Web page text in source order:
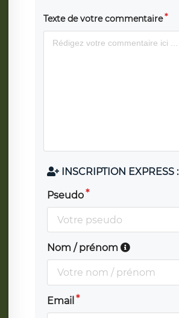
Texte de votre commentaire
INSCRIPTION EXPRESS :
Pseudo
Nom / prénom
Email